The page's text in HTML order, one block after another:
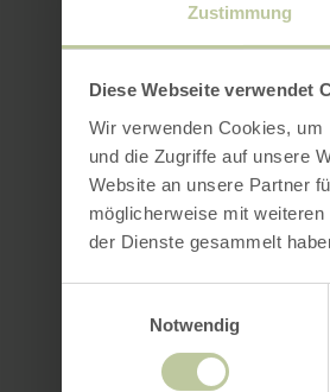
Zustimmung
Diese Webseite verwendet
Wir verwenden Cookies,
und die Zugriffe auf unsere
Website an unsere Partner
möglicherweise mit
der Dienste gesammelt
Notwendig